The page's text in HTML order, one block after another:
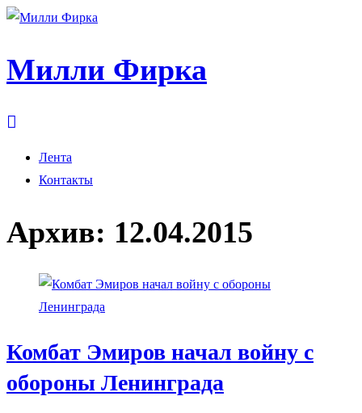
Милли Фирка
Лента
Контакты
Архив: 12.04.2015
Комбат Эмиров начал войну с
обороны Ленинграда